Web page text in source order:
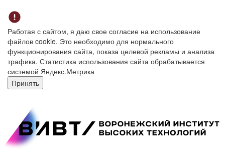
Работая с сайтом, я даю свое согласие на использование
файлов cookie. Это необходимо для нормального
функционирования сайта, показа целевой рекламы и анализа
трафика. Статистика использования сайта обрабатывается
системой Яндекс.Метрика
Принять